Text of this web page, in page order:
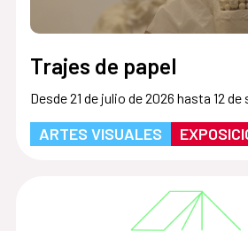
Trajes de papel
Desde 21 de julio de 2026 hasta 12
ARTES VISUALES